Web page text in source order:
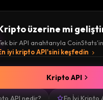
üzerine mi
bir API anahtarıyla
iyi kripto API'sini keşfedin
API nedir? En İyi Kripto
Kripto API